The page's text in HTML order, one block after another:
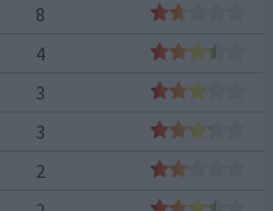
8
4
3
3
2